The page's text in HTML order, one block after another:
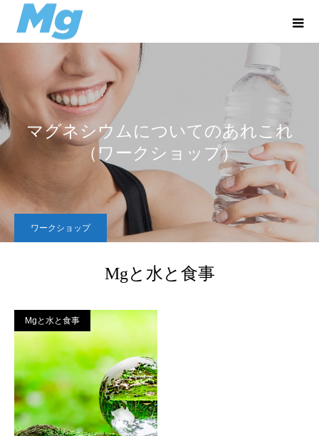
マグネシウムについてのあれこれ
（ワークショップ）
ワークショップ
Mgと水と食事
Mgと水と食事